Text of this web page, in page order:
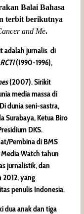
Balai Bahasa
terbit berikutnya
and Me.
adalah jurnalis di
(1990-1996),
(2007). Sirikit
media massa di
dunia seni-sastra,
Surabaya, Ketua Biro
DKS.
Pembina di BMS
Watch tahun
jurnalistik, dan
yang
penulis Indonesia.
dua anak dan tiga